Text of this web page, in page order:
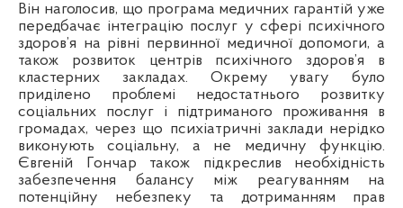
Він наголосив, що програма медичних гарантій уже
передбачає інтеграцію послуг у сфері психічного
здоров’я на рівні первинної медичної допомоги, а
також розвиток центрів психічного здоров’я в
кластерних закладах. Окрему увагу було
приділено проблемі недостатнього розвитку
соціальних послуг і підтриманого проживання в
громадах, через що психіатричні заклади нерідко
виконують соціальну, а не медичну функцію.
Євгеній Гончар також підкреслив необхідність
забезпечення балансу між реагуванням на
потенційну небезпеку та дотриманням прав